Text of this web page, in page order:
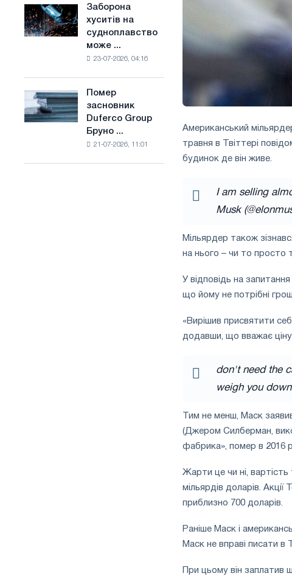
зі
зміною
клімату
в
Сполученому
Заборона
хуситів
на
судноплавство
Саудівської
сталі
Заборона
хуситів на
судноплавство
може ...
23-07-2026, 04:16
Помер
засновник
Duferco
Помер
засновник
Duferco Group
Бруно ...
21-07-2026, 11:01
Американський
травня в Твіттері
будинок де він живе.
I am selling
Musk
Мільярдер також
на нього – чи то просто
У відповідь на
що йому не потрібні
«Вирішив присвятити
додавши, що вважає
don't need the
weigh you
Тим не менш, Маск
(Джером Силберман,
фабрика», помер в 2016
Жарти це чи ні, вартість
мільярдів доларів.
приблизно 700 доларів.
Раніше Маск і
Маск не вправі писати в
При цьому він заплатив